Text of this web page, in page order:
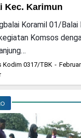
Kec. Karimun
Koramil 01/
Komsos
Kodim 0317/TBK